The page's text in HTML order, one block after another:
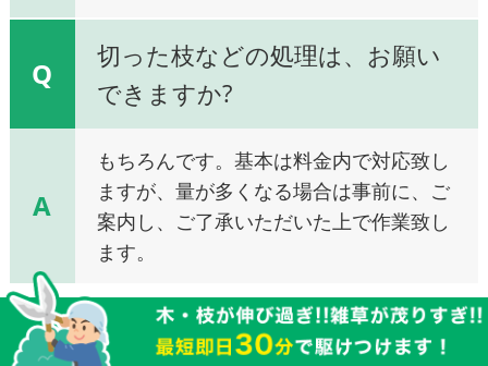
Q
切った枝などの処理は、お願い
できますか?
A
もちろんです。基本は料金内で対応致し
ますが、量が多くなる場合は事前に、ご
案内し、ご了承いただいた上で作業致し
ます。